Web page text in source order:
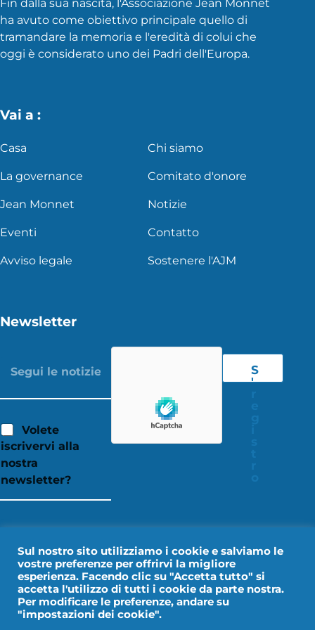
Fin dalla sua nascita, l'Associazione Jean Monnet
ha avuto come obiettivo principale quello di
tramandare la memoria e l'eredità di colui che
oggi è considerato uno dei Padri dell'Europa.
Vai a :
Casa Chi siamo
La governance Comitato d'onore
Jean Monnet Notizie
Eventi Contatto
Avviso legale Sostenere l'AJM
Newsletter
Volete
iscrivervi alla
nostra
newsletter?
S
'
Avviso legale
Sul nostro sito utilizziamo i cookie e salviamo le
vostre preferenze per offrirvi la migliore
esperienza. Facendo clic su "Accetta tutto" si
accetta l'utilizzo di tutti i cookie da parte nostra.
Per modificare le preferenze, andare su
"impostazioni dei cookie".